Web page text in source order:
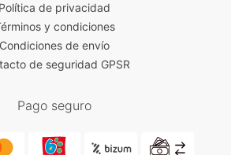
Política de privacidad
y condiciones
Condiciones de envío
de seguridad GPSR
Pago seguro